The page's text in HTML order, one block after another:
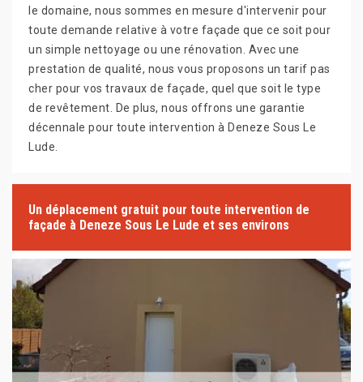
le domaine, nous sommes en mesure d'intervenir pour
toute demande relative à votre façade que ce soit pour
un simple nettoyage ou une rénovation. Avec une
prestation de qualité, nous vous proposons un tarif pas
cher pour vos travaux de façade, quel que soit le type
de revêtement. De plus, nous offrons une garantie
décennale pour toute intervention à Deneze Sous Le
Lude.
Un déplacement gratuit pour toute intervention de
façade à Deneze Sous Le Lude et ses environs